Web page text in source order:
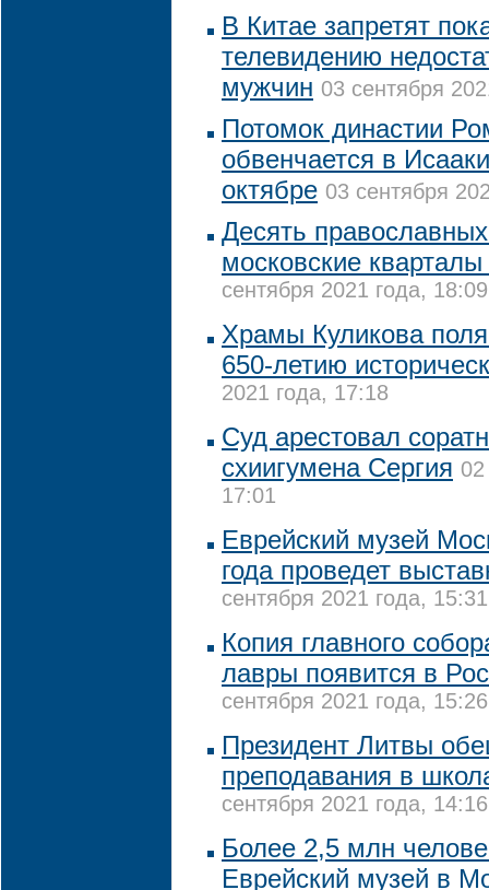
В Китае запретят
телевидению
мужчин 03 сентября
Потомок династии
обвенчается в
октябре 03 сентября
Десять
московские
сентября 2021 года, 18:09
Храмы Куликова
650-летию
2021 года, 17:18
Суд арестовал
схиигумена Сергия
17:01
Еврейский музей
года проведет
сентября 2021 года, 15:31
Копия главного
лавры появится в
сентября 2021 года, 15:26
Президент Литвы
преподавания в
сентября 2021 года, 14:16
Более 2,5 млн
Еврейский музей в